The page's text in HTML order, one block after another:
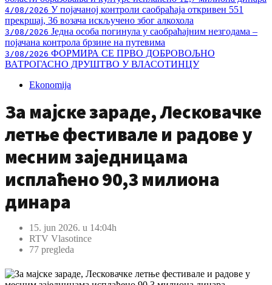
4/08/2026 У појачаној контроли саобраћаја откривен 551
прекршај, 36 возача искључено због алкохола
3/08/2026 Једна особа погинула у саобраћајним незгодама –
појачана контрола брзине на путевима
3/08/2026 ФОРМИРА СЕ ПРВО ДОБРОВОЉНО
ВАТРОГАСНО ДРУШТВО У ВЛАСОТИНЦУ
Ekonomija
За мајске зараде, Лесковачке
летње фестивале и радове у
месним заједницама
исплаћено 90,3 милиона
динара
15. jun 2026. u 14:04h
RTV Vlasotince
77 pregleda